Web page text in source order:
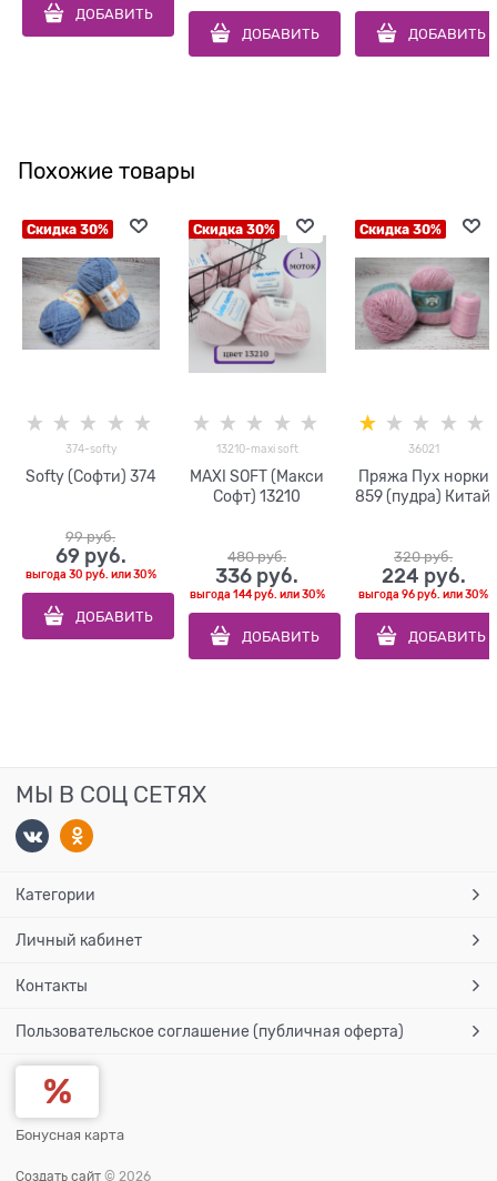
ДОБАВИТЬ
ДОБАВИТЬ ДОБАВИТЬ
Похожие товары
Скидка 30%
374-softy
Softy (Софти) 374
99 руб.
69 руб.
выгода 30 руб. или30%
ДОБАВИТЬ
Скидка 30%
13210-maxi soft
MAXI SOFT (Макси
Софт) 13210
480 руб.
336 руб.
выгода 144 руб. или30%
ДОБАВИТЬ
Скидка 30%
36021
Пряжа Пух норки
859 (пудра) Китай
320 руб.
224 руб.
выгода96 руб. или30%
ДОБАВИТЬ
МЫ В СОЦ СЕТЯХ
Категории
Личный кабинет
Контакты
Пользовательское соглашение (публичная оферта)
Бонусная карта
Создать сайт © 2026